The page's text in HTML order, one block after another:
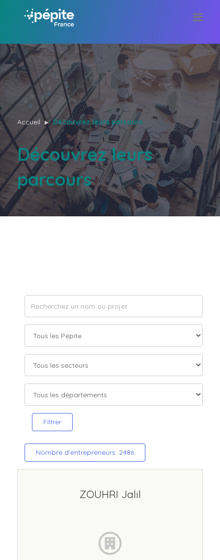
Accueil Découvrez leurs parcours
Découvrez leurs
parcours
Nombre d'entrepreneurs: 2486
ZOUHRI Jalil